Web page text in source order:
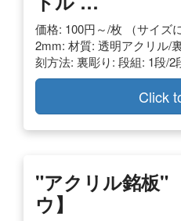
価格: 100円～/枚 （サイズ
2mm: 材質: 透明アクリル/
刻方法: 裏彫り: 段組: 1段/
Click
"アクリル銘板"
ウ】